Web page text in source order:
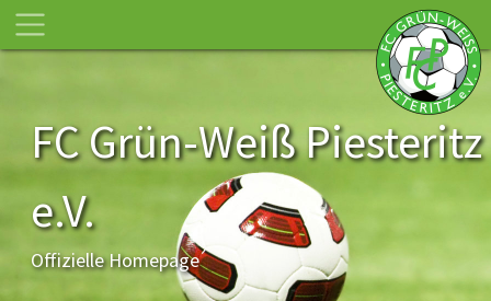
FC Grün-Weiß Piesteritz
e.V.
Offizielle Homepage